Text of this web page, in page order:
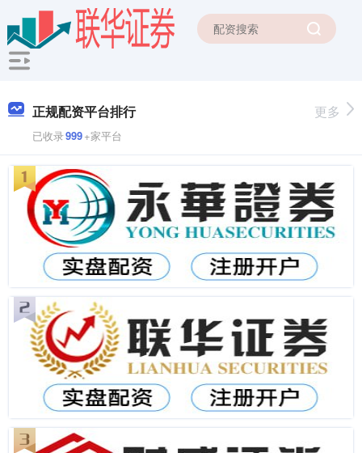
正规配资平台排行
已收录999+家平台
更多